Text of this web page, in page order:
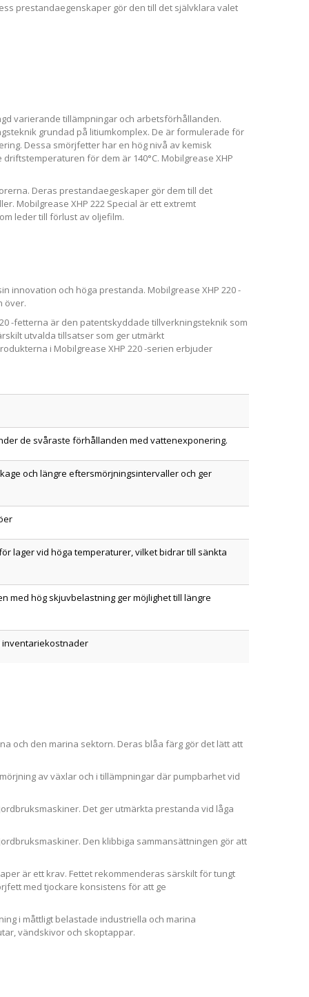
prestandaegenskaper gör den till det självklara valet
varierande tillämpningar och arbetsförhållanden.
grundad på litiumkomplex. De är formulerade för
Dessa smörjfetter har en hög nivå av kemisk
för dem är 140°C. Mobilgrease XHP
Deras prestandaegeskaper gör dem till det
Mobilgrease XHP 222 Special är ett extremt
leder till förlust av oljefilm.
innovation och höga prestanda. Mobilgrease XHP 220 -
över.
-fetterna är den patentskyddade tillverkningsteknik som
utvalda tillsatser som ger utmärkt
i Mobilgrease XHP 220 -serien erbjuder
de svåraste förhållanden med vattenexponering.
och längre eftersmörjningsintervaller och ger
lager vid höga temperaturer, vilket bidrar till sänkta
med hög skjuvbelastning ger möjlighet till längre
inventariekostnader
och den marina sektorn. Deras blåa färg gör det lätt att
av växlar och i tillämpningar där pumpbarhet vid
Det ger utmärkta prestanda vid låga
Den klibbiga sammansättningen gör att
är ett krav. Fettet rekommenderas särskilt för tungt
med tjockare konsistens för att ge
i måttligt belastade industriella och marina
vändskivor och skoptappar.